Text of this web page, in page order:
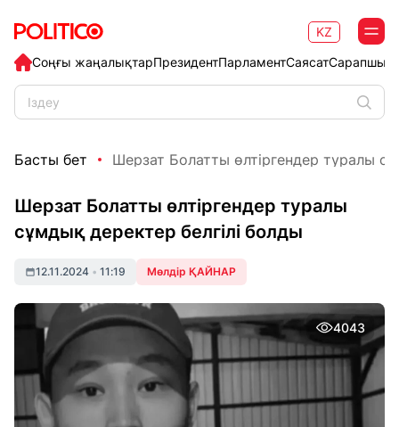
Соңғы жаңалықтарПрезидентПарламентСаясат
KZ
Басты бет Шерзат Болатты өлтіргендер туралы
Шерзат Болатты өлтіргендер туралы
сұмдық деректер белгілі болды
12.11.2024 • 11:19 Мөлдір ҚАЙНАР
4043